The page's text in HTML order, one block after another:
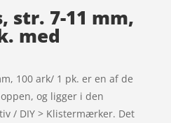
str. 7-11 mm,
med
100 ark/ 1 pk. er en af de
og ligger i den
/ DIY > Klistermærker. Det